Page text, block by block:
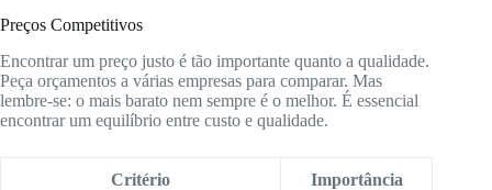
Preços Competitivos
Encontrar um preço justo é tão importante quanto a qualidade.
Peça orçamentos a várias empresas para comparar. Mas
lembre-se: o mais barato nem sempre é o melhor. É essencial
encontrar um equilíbrio entre custo e qualidade.
Critério Importância